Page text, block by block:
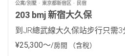
公寓/別墅 東京都新宿区 民宿
203 bmj 新宿大久保
到JR總武線大久保站步行只需3
¥25,300〜/房間 （含稅）